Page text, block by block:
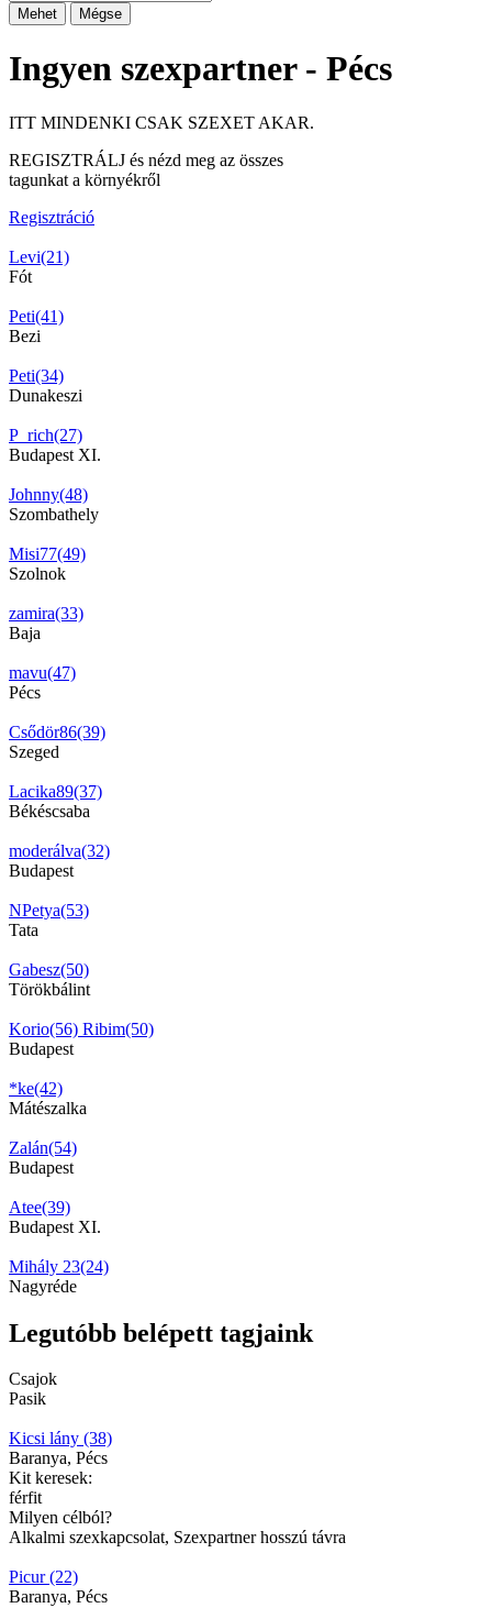
Mehet Mégse
Ingyen szexpartner - Pécs
ITT MINDENKI CSAK SZEXET AKAR.
REGISZTRÁLJ és nézd meg az összes
tagunkat a környékről
Regisztráció
Levi(21)
Fót
Peti(41)
Bezi
Peti(34)
Dunakeszi
P_rich(27)
Budapest XI.
Johnny(48)
Szombathely
Misi77(49)
Szolnok
zamira(33)
Baja
mavu(47)
Pécs
Csődör86(39)
Szeged
Lacika89(37)
Békéscsaba
moderálva(32)
Budapest
NPetya(53)
Tata
Gabesz(50)
Törökbálint
Korio(56) Ribim(50)
Budapest
*ke(42)
Mátészalka
Zalán(54)
Budapest
Atee(39)
Budapest XI.
Mihály 23(24)
Nagyréde
Legutóbb belépett tagjaink
Csajok
Pasik
Kicsi lány (38)
Baranya, Pécs
Kit keresek:
férfit
Milyen célból?
Alkalmi szexkapcsolat, Szexpartner hosszú távra
Picur (22)
Baranya, Pécs